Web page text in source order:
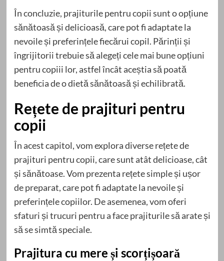
În concluzie, prajiturile pentru copii sunt o opțiune
sănătoasă și delicioasă, care pot fi adaptate la
nevoile și preferințele fiecărui copil. Părinții și
îngrijitorii trebuie să alegeți cele mai bune opțiuni
pentru copiii lor, astfel încât aceștia să poată
beneficia de o dietă sănătoasă și echilibrată.
Rețete de prajituri pentru
copii
În acest capitol, vom explora diverse rețete de
prajituri pentru copii, care sunt atât delicioase, cât
și sănătoase. Vom prezenta rețete simple și ușor
de preparat, care pot fi adaptate la nevoile și
preferințele copiilor. De asemenea, vom oferi
sfaturi și trucuri pentru a face prajiturile să arate și
să se simtă speciale.
Prajitura cu mere și scorțișoară